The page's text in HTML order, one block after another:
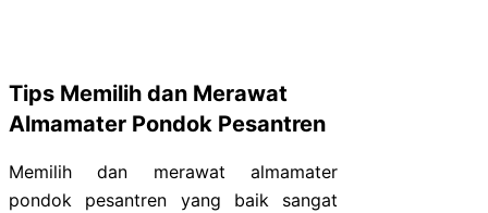
Tips Memilih dan Merawat
Almamater Pondok Pesantren
Memilih dan merawat almamater
pondok pesantren yang baik sangat